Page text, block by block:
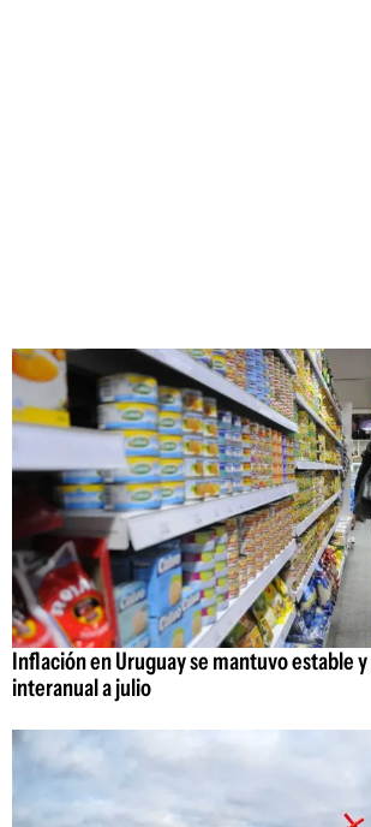
Inflación en Uruguay se mantuvo estable
interanual a julio